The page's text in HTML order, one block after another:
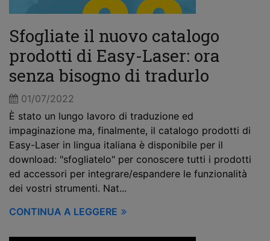
Sfogliate il nuovo catalogo
prodotti di Easy-Laser: ora
senza bisogno di tradurlo
01/07/2022
È stato un lungo lavoro di traduzione ed
impaginazione ma, finalmente, il catalogo prodotti di
Easy-Laser in lingua italiana è disponibile per il
download: "sfogliatelo" per conoscere tutti i prodotti
ed accessori per integrare/espandere le funzionalità
dei vostri strumenti. Nat...
CONTINUA A LEGGERE